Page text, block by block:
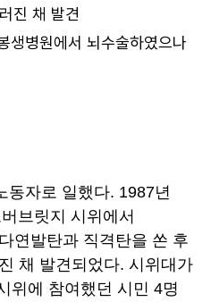
진 채 발견
병원에서 뇌수술하였으나
동자로 일했다. 1987년
브릿지 시위에서
연발탄과 직격탄을 쏜 후
채 발견되었다. 시위대가
위에 참여했던 시민 4명